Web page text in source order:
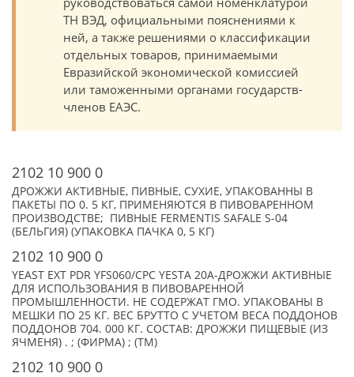
ТН ВЭД, официальными пояснениями к
ней, а также решениями о классификации
отдельных товаров, принимаемыми
Евразийской экономической комиссией
или таможенными органами государств-
членов ЕАЭС.
2102 10 900 0
ДРОЖЖИ АКТИВНЫЕ, ПИВНЫЕ, СУХИЕ, УПАКОВАННЫ В
ПАКЕТЫ ПО 0. 5 КГ, ПРИМЕНЯЮТСЯ В ПИВОВАРЕННОМ
ПРОИЗВОДСТВЕ; ПИВНЫЕ FERMENTIS SAFALE S-04
(БЕЛЬГИЯ) (УПАКОВКА ПАЧКА 0, 5 КГ)
2102 10 900 0
YEAST EXT PDR YFS060/CPC YESTA 20A-ДРОЖЖИ АКТИВНЫЕ
ДЛЯ ИСПОЛЬЗОВАНИЯ В ПИВОВАРЕННОЙ
ПРОМЫШЛЕННОСТИ. НЕ СОДЕРЖАТ ГМО. УПАКОВАНЫ В
МЕШКИ ПО 25 КГ. ВЕС БРУТТО С УЧЕТОМ ВЕСА ПОДДОНОВ
ПОДДОНОВ 704. 000 КГ. СОСТАВ: ДРОЖЖИ ПИЩЕВЫЕ (ИЗ
ЯЧМЕНЯ) . ; (ФИРМА) ; (TM)
2102 10 900 0